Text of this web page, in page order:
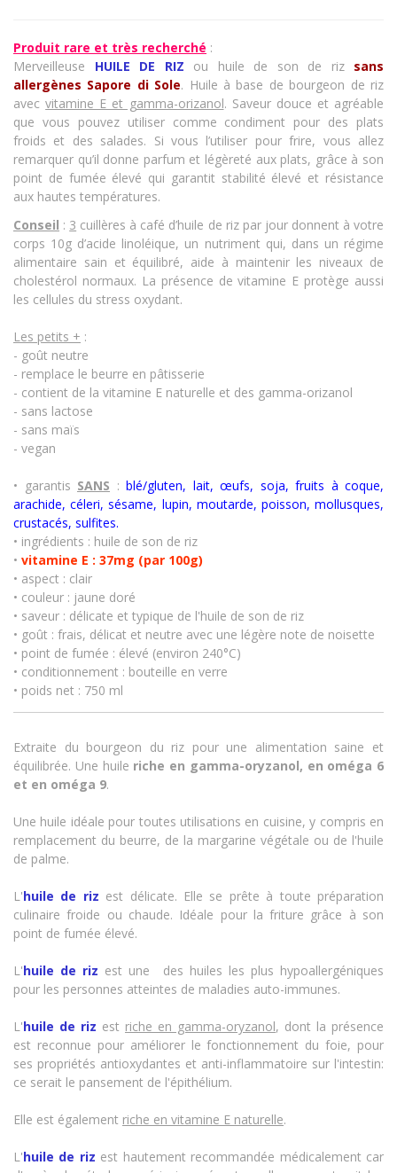
Produit rare et très recherché :
Merveilleuse HUILE DE RIZ ou huile de son de riz
sans
allergènes Sapore di Sole. Huile à base de bourgeon de riz
avecvitamine E et gamma-orizanol. Saveur douce et agréable
que vous pouvez utiliser comme condiment pour des plats
froids et des salades. Si vous l’utiliser pour frire, vous allez
remarquer qu’il donne parfum et légèreté aux plats, grâce à son
point de fumée élevé qui garantit stabilité élevé et résistance
aux hautes températures.
Conseil : 3 cuillères à café d’huile de riz par jour donnent à votre
corps 10g d’acide linoléique, un nutriment qui, dans un régime
alimentaire sain et équilibré, aide à maintenir les niveaux de
cholestérol normaux. La présence de vitamine E protège aussi
les cellules du stress oxydant.
Les petits + :
- goût neutre
- remplace le beurre en pâtisserie
- contient de la vitamine E naturelle et des gamma-orizanol
- sans lactose
- sans maïs
- vegan
• garantis SANS : blé/gluten, lait, œufs, soja, fruits à coque,
arachide, céleri, sésame, lupin, moutarde, poisson, mollusques,
crustacés, sulfites.
• ingrédients : huile de son de riz
• vitamine E : 37mg (par 100g)
• aspect : clair
• couleur : jaune doré
• saveur : délicate et typique de l'huile de son de riz
• goût : frais, délicat et neutre avec une légère note de noisette
• point de fumée : élevé (environ 240°C)
• conditionnement : bouteille en verre
• poids net : 750 ml
Extraite du bourgeon du riz pour une alimentation saine et
équilibrée. Une huile riche en gamma-oryzanol, en oméga 6
et en oméga 9.
Une huile idéale pour toutes utilisations en cuisine, y compris en
remplacement du beurre, de la margarine végétale ou de l'huile
de palme.
L'huile de riz est délicate. Elle se prête à toute préparation
culinaire froide ou chaude. Idéale pour la friture grâce à son
point de fumée élevé.
L'huile de riz est une des huiles les plus hypoallergéniques
pour les personnes atteintes de maladies auto-immunes.
L'huile de riz est riche en gamma-oryzanol, dont la présence
est reconnue pour améliorer le fonctionnement du foie, pour
ses propriétés antioxydantes et anti-inflammatoire sur l'intestin:
ce serait le pansement de l'épithélium.
Elle est également riche en vitamine E naturelle.
L'huile de riz est hautement recommandée médicalement car